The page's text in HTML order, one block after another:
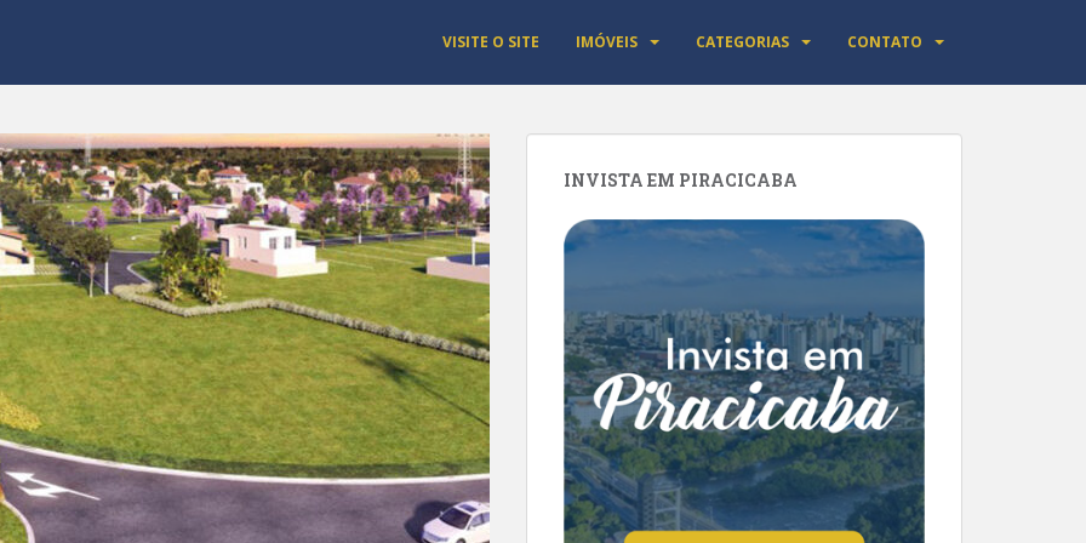
VISITE O SITE IMÓVEIS CATEGORIAS CONTATO
INVISTA EM PIRACICABA